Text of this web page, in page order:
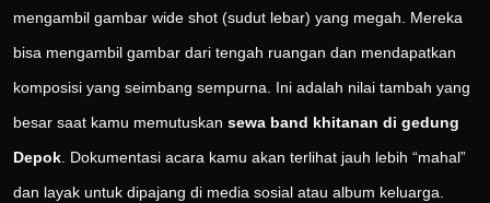
mengambil gambar wide shot (sudut lebar) yang megah. Mereka
bisa mengambil gambar dari tengah ruangan dan mendapatkan
komposisi yang seimbang sempurna. Ini adalah nilai tambah yang
besar saat kamu memutuskan sewa band khitanan di gedung
Depok . Dokumentasi acara kamu akan terlihat jauh lebih “mahal”
dan layak untuk dipajang di media sosial atau album keluarga.